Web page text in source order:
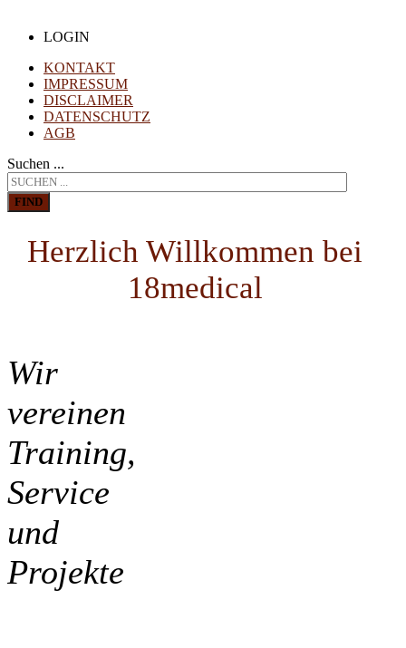
LOGIN
KONTAKT
IMPRESSUM
DISCLAIMER
DATENSCHUTZ
AGB
Suchen ...
FIND
Herzlich Willkommen bei
18medical
Wir
vereinen
Training,
Service
und
Projekte